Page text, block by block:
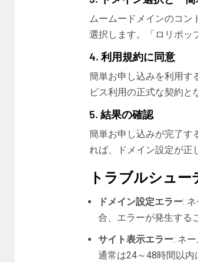
ムームードメインのコン
選択します。「ロリポッ
4. 利用規約に同意
簡単お申し込みを利用す
ビス利用の正式な契約と
5. 結果の確認
簡単お申し込みが完了す
れば、ドメイン設定が正
トラブルシュー
ドメイン設定エラー:
合、エラーが発生する
サイト表示エラー: ネ
通常は24～48時間以内